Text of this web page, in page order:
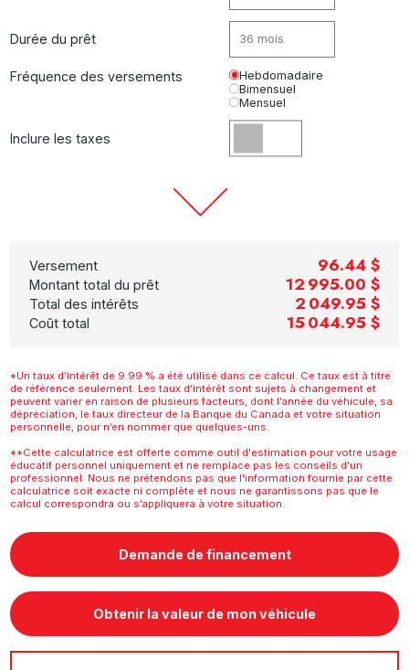
Durée du prêt
Fréquence des versements
Hebdomadaire
Bimensuel
Mensuel
Inclure les taxes
Versement 96.44 $
Montant total du prêt 12 995.00 $
Total des intérêts 2 049.95 $
Coût total 15 044.95 $
*Un taux d’intérêt de 9.99 % a été utilisé dans ce calcul. Ce taux est à titre
de référence seulement. Les taux d’intérêt sont sujets à changement et
peuvent varier en raison de plusieurs facteurs, dont l’année du véhicule, sa
dépréciation, le taux directeur de la Banque du Canada et votre situation
personnelle, pour n’en nommer que quelques-uns.
**Cette calculatrice est offerte comme outil d'estimation pour votre usage
éducatif personnel uniquement et ne remplace pas les conseils d'un
professionnel. Nous ne prétendons pas que l'information fournie par cette
calculatrice soit exacte ni complète et nous ne garantissons pas que le
calcul correspondra ou s’appliquera à votre situation.
Demande de financement
Obtenir la valeur de mon véhicule